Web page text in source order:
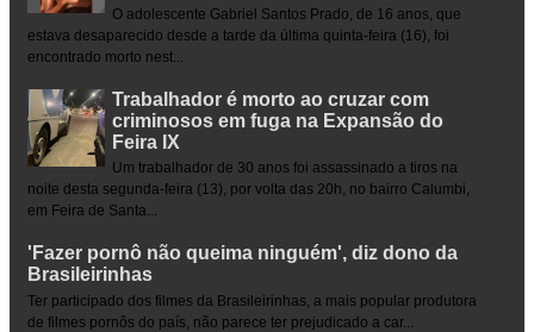
O adolescente Gabriel Santos Prado, de 16 anos, que
estava desaparecido desde a tarde da última quinta-feira (16), foi
encontrado morto nest...
Trabalhador é morto ao cruzar com
criminosos em fuga na Expansão do
Feira IX
Um trabalhador de 30 anos foi assassinado a tiros na
noite desta segunda-feira (13), por volta das 20h, no bairro Calumbi,
em Feira de Santa...
'Fazer pornô não queima ninguém', diz dono da
Brasileirinhas
Ter participado dos filmes da Brasileirinhas, a mais popular produtora
de filmes pornôs do país, não parece ter prejudicado a car...